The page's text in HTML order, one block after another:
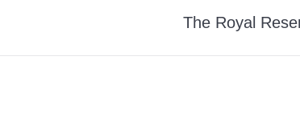
The Royal